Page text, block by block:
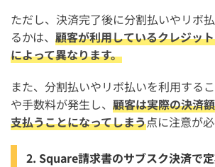
ただし、決済完了後に分割払いやリボ
るかは、 顧客が利用しているクレジッ
によって異なります。
また、分割払いやリボ払いを利用する
や手数料が発生し、 顧客は実際の決済
支払うことになってしまう点に注意が必
2. Square請求書のサブスク決済で